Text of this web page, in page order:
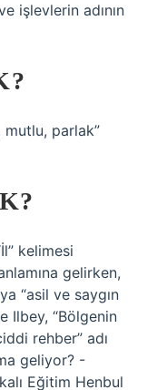
işlevlerin adının
mutlu, parlak”
kelimesi
gelirken,
“asil ve saygın
Ilbey, “Bölgenin
rehber” adı
geliyor? -
Eğitim Henbul